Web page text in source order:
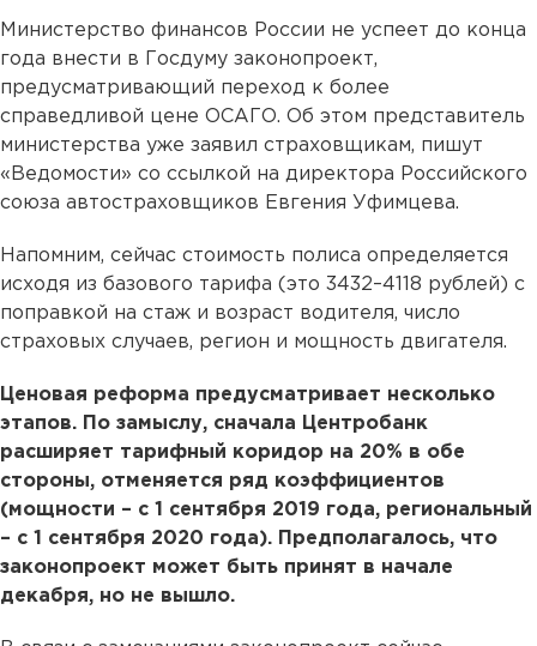
Министерство финансов России не успеет до конца
года внести в Госдуму законопроект,
предусматривающий переход к более
справедливой цене ОСАГО. Об этом представитель
министерства уже заявил страховщикам, пишут
«Ведомости» со ссылкой на директора Российского
союза автостраховщиков Евгения Уфимцева.
Напомним, сейчас стоимость полиса определяется
исходя из базового тарифа (это 3432–4118 рублей) с
поправкой на стаж и возраст водителя, число
страховых случаев, регион и мощность двигателя.
Ценовая реформа предусматривает несколько
этапов. По замыслу, сначала Центробанк
расширяет тарифный коридор на 20% в обе
стороны, отменяется ряд коэффициентов
(мощности – с 1 сентября 2019 года, региональный
– с 1 сентября 2020 года). Предполагалось, что
законопроект может быть принят в начале
декабря, но не вышло.